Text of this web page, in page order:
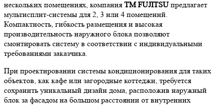
нескольких помещениях, компания ТМ FUJITSU предлагает
мультисплит-системы для 2, 3 или 4 помещений.
Компактность, гибкость размещения и высокая
производительность наружного блока позволяют
смонтировать систему в соответствии с индивидуальными
требованиями заказчика.
При проектировании системы кондиционирования для таких
объектов, как кафе или загородные коттеджи, требуется
сохранить уникальный дизайн дома, расположив наружный
блок за фасадом на большом расстоянии от внутренних